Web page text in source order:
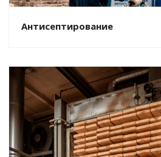
Антисептирование